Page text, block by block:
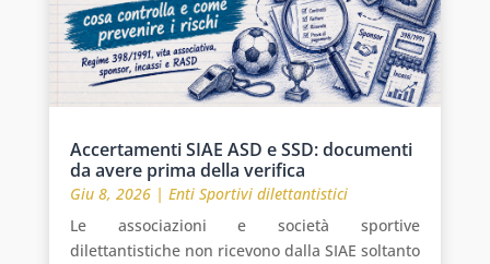
Accertamenti SIAE ASD e SSD: documenti
da avere prima della verifica
Giu 8, 2026| Enti Sportivi dilettantistici
Le associazioni e società sportive
dilettantistiche non ricevono dalla SIAE soltanto